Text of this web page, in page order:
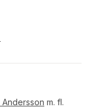
Andersson m. fl.